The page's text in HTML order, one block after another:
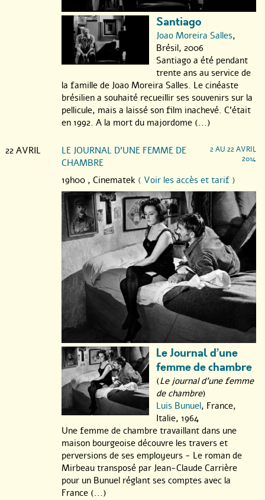
Santiago
Joao Moreira Salles,
Brésil, 2006
Santiago a été pendant
trente ans au service de
la famille de Joao Moreira Salles. Le cinéaste
brésilien a souhaité recueillir ses souvenirs sur la
pellicule, mais a laissé son film inachevé. C’était
en 1992. A la mort du majordome (...)
22 AVRIL
LE JOURNAL D’UNE FEMME DE
CHAMBRE
2 AU 22 AVRIL
2014
19h00 , Cinematek ( Voir les accès et tarif )
Le Journal d’une
femme de chambre
(Le journal d'une femme
de chambre)
Luis Bunuel, France,
Italie, 1964
Une femme de chambre travaillant dans une
maison bourgeoise découvre les travers et
perversions de ses employeurs - Le roman de
Mirbeau transposé par Jean-Claude Carrière
pour un Bunuel réglant ses comptes avec la
France (...)